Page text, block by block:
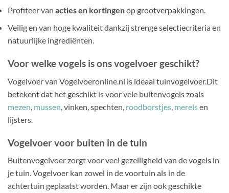
Profiteer van acties en kortingenop grootverpakkingen.
Veilig en van hoge kwaliteit dankzij strenge selectiecriteria en
natuurlijke ingrediënten.
Voor welke vogels is ons vogelvoer geschikt?
Vogelvoer van Vogelvoeronline.nl is ideaal tuinvogelvoer.Dit
betekent dat het geschikt is voor vele buitenvogels zoals
mezen, mussen, vinken, spechten, roodborstjes, merelsen
lijsters.
Vogelvoer voor buiten in de tuin
Buitenvogelvoer zorgt voor veel gezelligheid van de vogels in
je tuin. Vogelvoer kan zowel in de voortuin als in de
achtertuin geplaatst worden. Maar er zijn ook geschikte